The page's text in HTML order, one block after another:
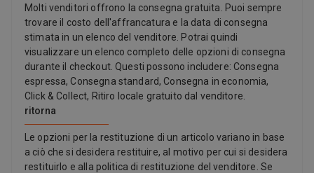
Molti venditori offrono la consegna gratuita. Puoi sempre
trovare il costo dell'affrancatura e la data di consegna
stimata in un elenco del venditore. Potrai quindi
visualizzare un elenco completo delle opzioni di consegna
durante il checkout. Questi possono includere: Consegna
espressa, Consegna standard, Consegna in economia,
Click & Collect, Ritiro locale gratuito dal venditore.
ritorna
Le opzioni per la restituzione di un articolo variano in base
a ciò che si desidera restituire, al motivo per cui si desidera
restituirlo e alla politica di restituzione del venditore. Se